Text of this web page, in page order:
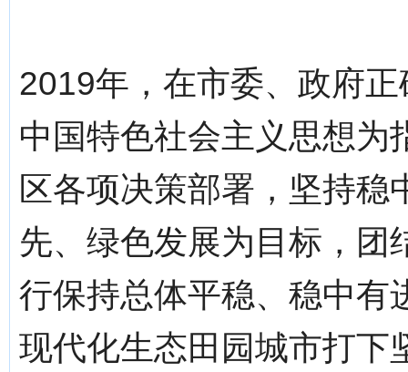
2019年，在市委、政府
中国特色社会主义思想为
区各项决策部署，坚持
先、绿色发展为目标，团
行保持总体平稳、稳中有
现代化生态田园城市打下